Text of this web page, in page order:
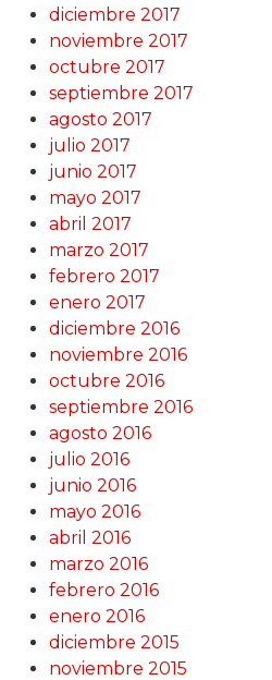
diciembre 2017
noviembre 2017
octubre 2017
septiembre 2017
agosto 2017
julio 2017
junio 2017
mayo 2017
abril 2017
marzo 2017
febrero 2017
enero 2017
diciembre 2016
noviembre 2016
octubre 2016
septiembre 2016
agosto 2016
julio 2016
junio 2016
mayo 2016
abril 2016
marzo 2016
febrero 2016
enero 2016
diciembre 2015
noviembre 2015